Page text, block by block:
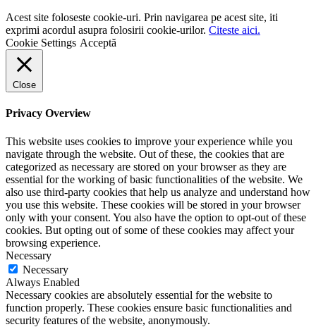
Acest site foloseste cookie-uri. Prin navigarea pe acest site, iti
exprimi acordul asupra folosirii cookie-urilor. Citeste aici.
Cookie Settings Acceptă
Close
Privacy Overview
This website uses cookies to improve your experience while you
navigate through the website. Out of these, the cookies that are
categorized as necessary are stored on your browser as they are
essential for the working of basic functionalities of the website. We
also use third-party cookies that help us analyze and understand how
you use this website. These cookies will be stored in your browser
only with your consent. You also have the option to opt-out of these
cookies. But opting out of some of these cookies may affect your
browsing experience.
Necessary
Necessary
Always Enabled
Necessary cookies are absolutely essential for the website to
function properly. These cookies ensure basic functionalities and
security features of the website, anonymously.